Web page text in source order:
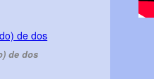
de dos